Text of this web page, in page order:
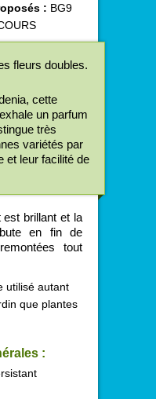
: BG9
fleurs doubles.
cette
un parfum
très
variétés par
et leur facilité de
est brillant et la
en fin de
tout
utilisé autant
que plantes
: